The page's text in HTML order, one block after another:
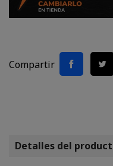
Compartir
Detalles del